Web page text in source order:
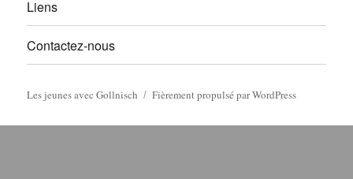
Liens
Contactez-nous
Les jeunes avec Gollnisch Fièrement propulsé par WordPress